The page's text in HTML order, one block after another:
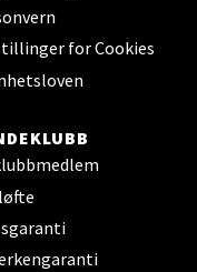
for Cookies